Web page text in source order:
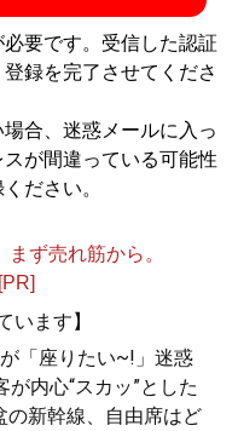
要です。受信した認証
録を完了させてくださ
合、迷惑メールに入っ
が間違っている可能性
ださい。
ず売れ筋から。
います】
「座りたい~!」迷惑
内心“スカッ”とした
新幹線、自由席はど